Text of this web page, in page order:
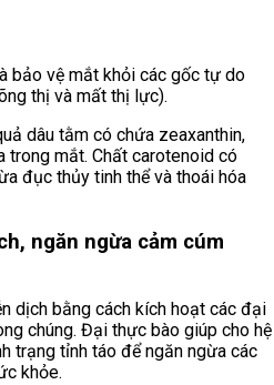
bảo vệ mắt khỏi các gốc tự do
thị và mất thị lực).
dâu tằm có chứa zeaxanthin,
mắt. Chất carotenoid có
đục thủy tinh thể và thoái hóa
ngăn ngừa cảm cúm
dịch bằng cách kích hoạt các đại
chúng. Đại thực bào giúp cho hệ
trạng tỉnh táo để ngăn ngừa các
khỏe.